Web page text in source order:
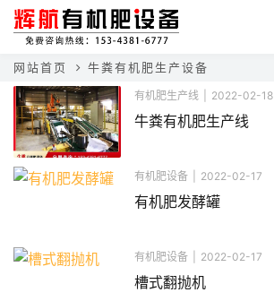
网站首页 牛粪有机肥生产设备
有机肥生产线 2022-02-18
牛粪有机肥生产线
有机肥设备 2022-02-17
有机肥发酵罐
有机肥设备 2022-02-17
槽式翻抛机